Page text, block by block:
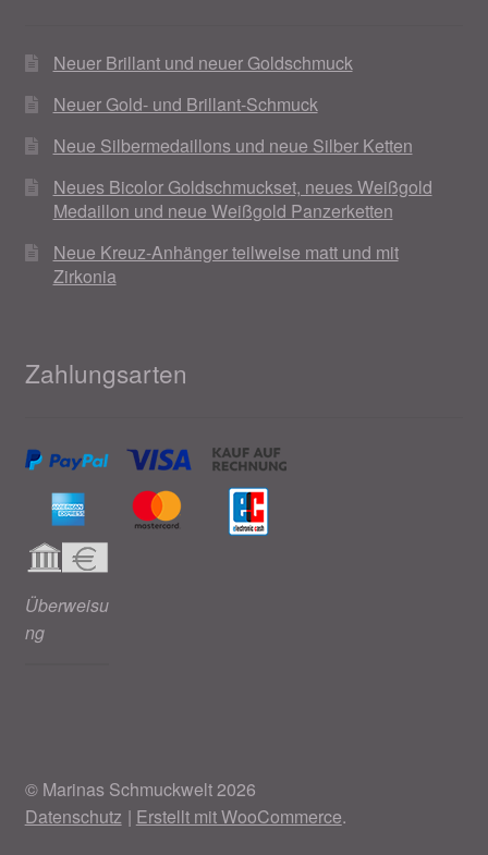
Neuer Brillant und neuer Goldschmuck
Neuer Gold- und Brillant-Schmuck
Neue Silbermedaillons und neue Silber Ketten
Neues Bicolor Goldschmuckset, neues Weißgold
Medaillon und neue Weißgold Panzerketten
Neue Kreuz-Anhänger teilweise matt und mit
Zirkonia
Zahlungsarten
Überweisu
ng
© Marinas Schmuckwelt 2026
Datenschutz
Erstellt mit WooCommerce.